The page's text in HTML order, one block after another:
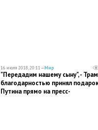
16 июля 2018, 20:11 —Мир
"Передадим нашему сыну", -
благодарностью принял
Путина прямо на пресс-